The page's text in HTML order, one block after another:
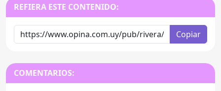
REFIERA ESTE CONTENIDO:
Copiar
COMENTARIOS: